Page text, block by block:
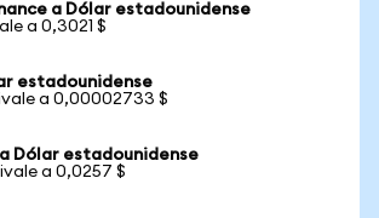
a Dólar estadounidense
a 0,3021 $
estadounidense
a 0,00002733 $
a Dólar estadounidense
a 0,0257 $